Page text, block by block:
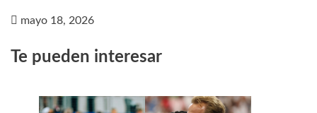
mayo 18, 2026
Te pueden interesar